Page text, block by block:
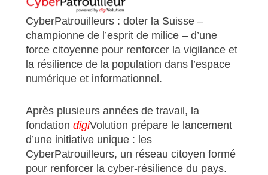
CyberPatrouilleurs : doter la Suisse –
championne de l’esprit de milice – d’une
force citoyenne pour renforcer la vigilance et
la résilience de la population dans l’espace
numérique et informationnel.
Après plusieurs années de travail, la
fondation digiVolution prépare le lancement
d’une initiative unique : les
CyberPatrouilleurs, un réseau citoyen formé
pour renforcer la cyber-résilience du pays.